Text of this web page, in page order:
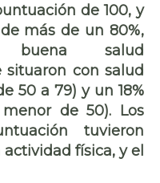
de 100, y
más de un 80%,
buena salud
situaron con salud
50 a 79) y un 18%
de 50). Los
tuvieron
física, y el